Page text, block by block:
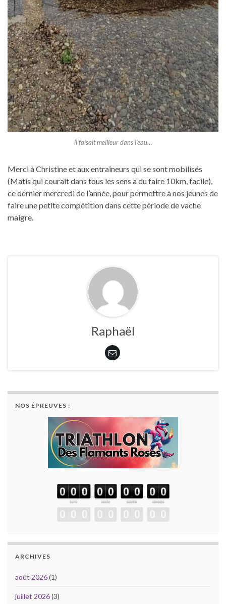
il faisait meilleur dans l’eau…
Merci à Christine et aux entraîneurs qui se sont mobilisés
(Matis qui courait dans tous les sens a du faire 10km, facile),
ce dernier mercredi de l’année, pour permettre à nos jeunes de
faire une petite compétition dans cette période de vache
maigre.
Raphaël
NOS ÉPREUVES :
ARCHIVES
août 2026(1)
juillet 2026(3)